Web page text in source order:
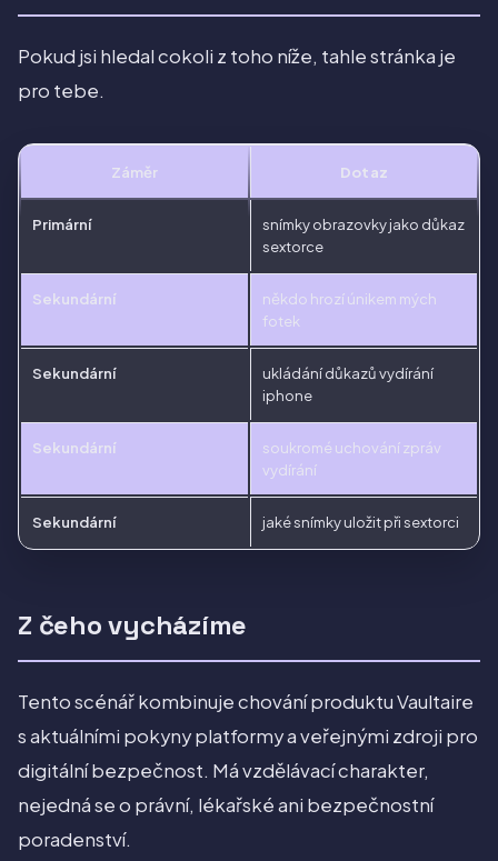
Pokud jsi hledal cokoli z toho níže, tahle stránka je
pro tebe.
Záměr Dotaz
Primární
snímky obrazovky jako důkaz
sextorce
Sekundární
někdo hrozí únikem mých
fotek
Sekundární
ukládání důkazů vydírání
iphone
Sekundární
soukromé uchování zpráv
vydírání
Sekundární jaké snímky uložit při sextorci
Z čeho vycházíme
Tento scénář kombinuje chování produktu Vaultaire
s aktuálními pokyny platformy a veřejnými zdroji pro
digitální bezpečnost. Má vzdělávací charakter,
nejedná se o právní, lékařské ani bezpečnostní
poradenství.